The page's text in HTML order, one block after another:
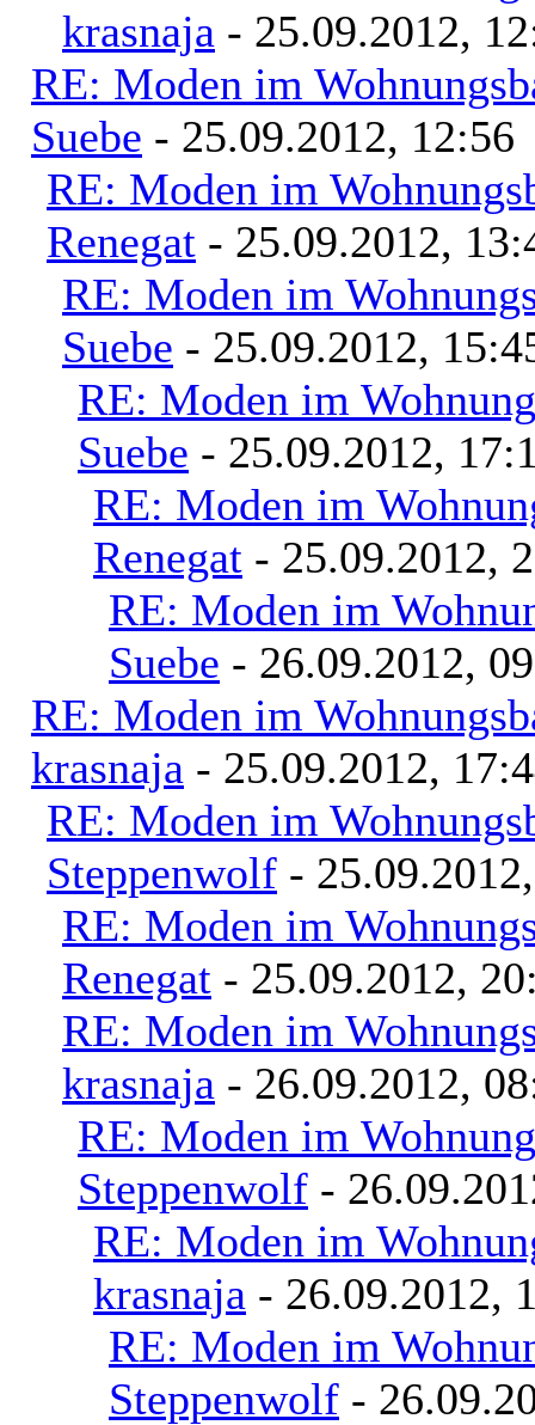
krasnaja - 25.09.2012,
RE: Moden im
Suebe - 25.09.2012, 12:56
RE: Moden im
Renegat - 25.09.2012,
RE: Moden im
Suebe - 25.09.2012,
RE: Moden im
Suebe - 25.09.2012,
RE: Moden im
Renegat - 25.09.2012,
RE: Moden im
Suebe - 26.09.2012,
RE: Moden im
krasnaja - 25.09.2012,
RE: Moden im
Steppenwolf -
RE: Moden im
Renegat - 25.09.2012,
RE: Moden im
krasnaja - 26.09.2012,
RE: Moden im
Steppenwolf -
RE: Moden im
krasnaja - 26.09.2012,
RE: Moden im
Steppenwolf -